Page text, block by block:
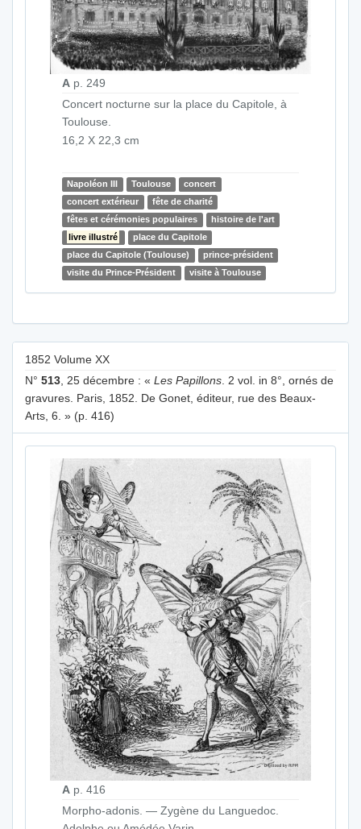
A p. 249
Concert nocturne sur la place du Capitole, à
Toulouse.
16,2 X 22,3 cm
Napoléon III Toulouse
concert
concert extérieur
fête de charité
fêtes et cérémonies populaires
histoire de l'art
livre illustré
place du Capitole
place du Capitole (Toulouse)
prince-président
visite du Prince-Président
visite à Toulouse
1852 Volume XX
N° 513 , 25 décembre : « Les Papillons . 2 vol. in 8°, ornés de
gravures. Paris, 1852. De Gonet, éditeur, rue des Beaux-
Arts, 6. » (p. 416)
A p. 416
Morpho-adonis. — Zygène du Languedoc.